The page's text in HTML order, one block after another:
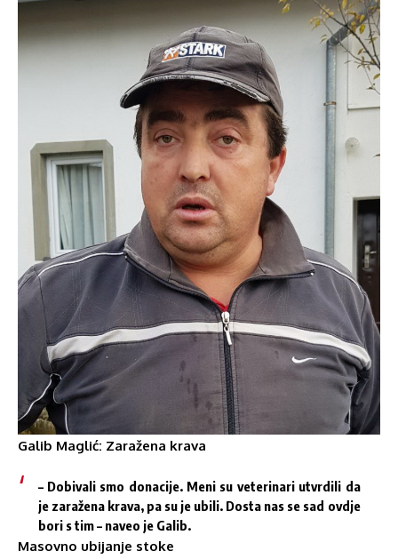
Galib Maglić: Zaražena krava
– Dobivali smo donacije. Meni su veterinari utvrdili da
je zaražena krava, pa su je ubili. Dosta nas se sad ovdje
bori s tim – naveo je Galib.
Masovno ubijanje stoke